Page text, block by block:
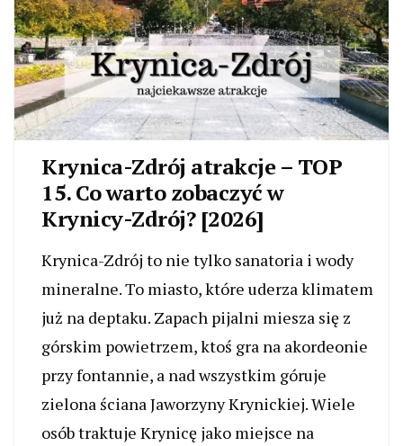
Krynica-Zdrój atrakcje – TOP
15. Co warto zobaczyć w
Krynicy-Zdrój? [2026]
Krynica-Zdrój to nie tylko sanatoria i wody
mineralne. To miasto, które uderza klimatem
już na deptaku. Zapach pijalni miesza się z
górskim powietrzem, ktoś gra na akordeonie
przy fontannie, a nad wszystkim góruje
zielona ściana Jaworzyny Krynickiej. Wiele
osób traktuje Krynicę jako miejsce na